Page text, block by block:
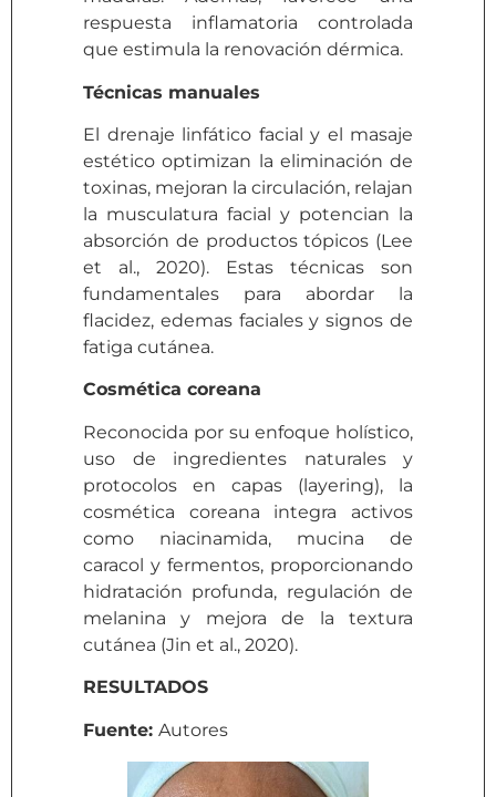
respuesta inflamatoria controlada
que estimula la renovación dérmica.
Técnicas manuales
El drenaje linfático facial y el masaje
estético optimizan la eliminación de
toxinas, mejoran la circulación, relajan
la musculatura facial y potencian la
absorción de productos tópicos (Lee
et al., 2020). Estas técnicas son
fundamentales para abordar la
flacidez, edemas faciales y signos de
fatiga cutánea.
Cosmética coreana
Reconocida por su enfoque holístico,
uso de ingredientes naturales y
protocolos en capas (layering), la
cosmética coreana integra activos
como niacinamida, mucina de
caracol y fermentos, proporcionando
hidratación profunda, regulación de
melanina y mejora de la textura
cutánea (Jin et al., 2020).
RESULTADOS
Fuente: Autores